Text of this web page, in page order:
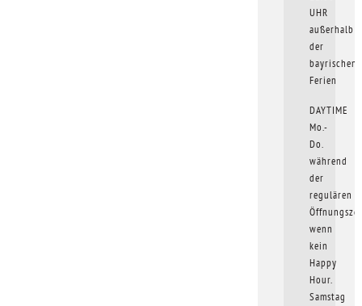
UHR
außerhalb
der
bayrischen
Ferien
DAYTIME
Mo.-
Do.
während
der
regulären
wenn
kein
Happy
Hour.
Samstag